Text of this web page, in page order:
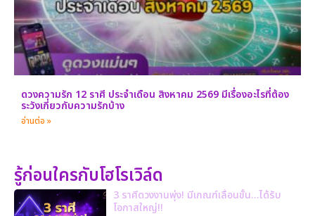
ดวงความรัก 12 ราศี ประจำเดือน สิงหาคม 2569 มีเรื่องอะไรที่ต้อง
ระวังเกี่ยวกับความรักบ้าง
อ่านต่อ »
รู้ก่อนใครกับโฮโรเวิล์ด
3 ราศีดวงงานพุ่ง! มีเกณฑ์เลื่อนขั้น…ได้รับ
โอกาสใหญ่!!